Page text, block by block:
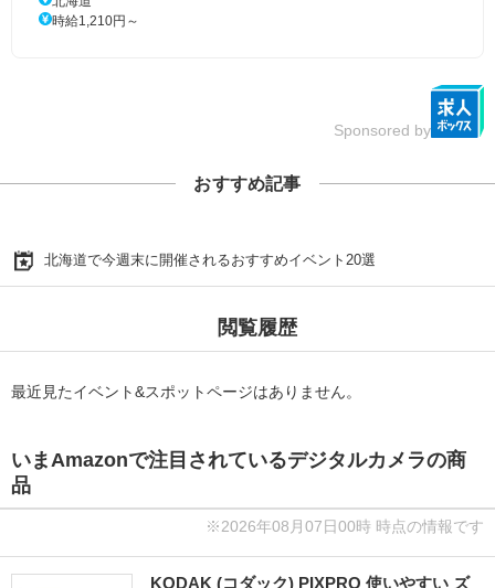
時給1,210円～
Sponsored by
おすすめ記事
北海道で今週末に開催されるおすすめイベント20選
閲覧履歴
最近見たイベント&スポットページはありません。
いまAmazonで注目されているデジタルカメラの商
品
※2026年08月07日00時 時点の情報です
KODAK (コダック) PIXPRO 使いやすい ズ